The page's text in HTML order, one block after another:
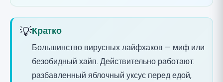
💡Кратко
Большинство вирусных лайфхаков — миф или
безобидный хайп. Действительно работают:
разбавленный яблочный уксус перед едой,